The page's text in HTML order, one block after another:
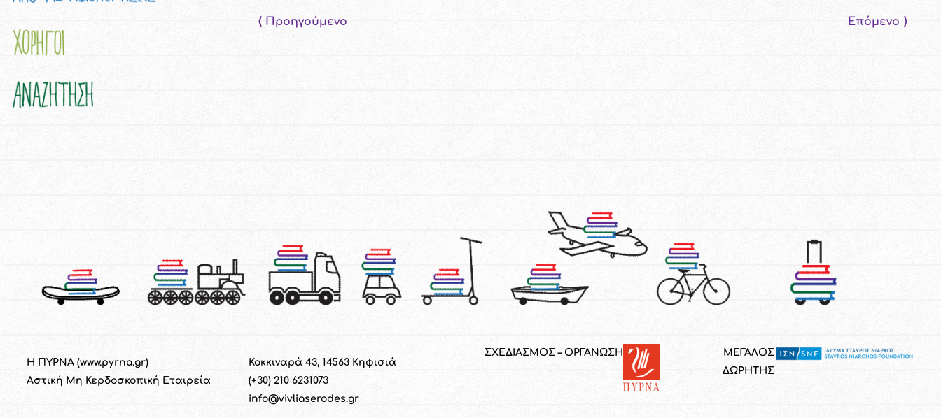
⟨ Προηγούμενο Επόμενο ⟩
Η ΠΥΡΝΑ (www.pyrna.gr)
Αστική M η Κερδοσκοπική Εταιρεία
Κοκκιναρά 43, 14563 Κηφισιά
(+30) 210 6231073
info@vivliaserodes.gr
ΣΧΕΔΙΑΣΜΟΣ – ΟΡΓΑΝΩΣΗ
ΜΕΓΑΛΟΣ
ΔΩΡΗΤΗΣ